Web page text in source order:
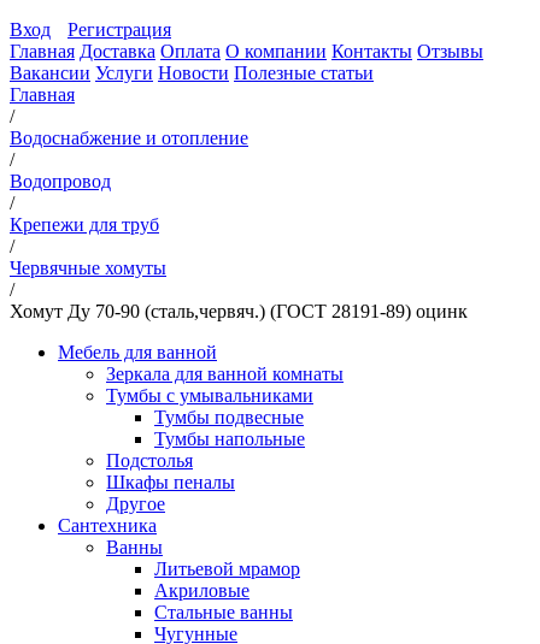
Вход
Регистрация
Главная Доставка Оплата О компании Контакты Отзывы
Вакансии Услуги Новости Полезные статьи
Главная
/
Водоснабжение и отопление
/
Водопровод
/
Крепежи для труб
/
Червячные хомуты
/
Хомут Ду 70-90 (сталь,червяч.) (ГОСТ 28191-89) оцинк
Мебель для ванной
Зеркала для ванной комнаты
Тумбы с умывальниками
Тумбы подвесные
Тумбы напольные
Подстолья
Шкафы пеналы
Другое
Сантехника
Ванны
Литьевой мрамор
Акриловые
Стальные ванны
Чугунные